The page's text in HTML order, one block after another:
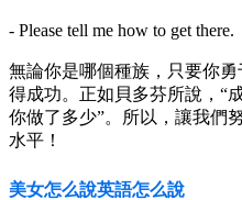
- Please tell me how to get
無論你是哪個種族，只要你
得成功。正如貝多芬所說，“
你做了多少”。所以，讓我們
水平！
美女怎么說英語怎么說